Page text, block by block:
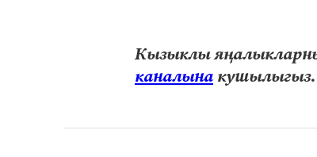
Кызыклы
каналына кушылыгыз.